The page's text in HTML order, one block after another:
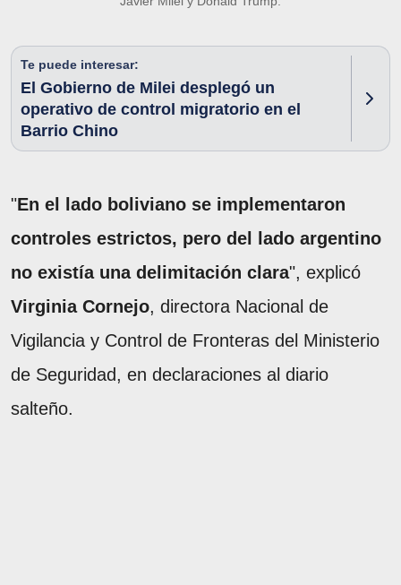
Te puede interesar:
El Gobierno de Milei desplegó un
operativo de control migratorio en el
Barrio Chino
"En el lado boliviano se implementaron
controles estrictos, pero del lado argentino
no existía una delimitación clara", explicó
Virginia Cornejo, directora Nacional de
Vigilancia y Control de Fronteras del Ministerio
de Seguridad, en declaraciones al diario
salteño.